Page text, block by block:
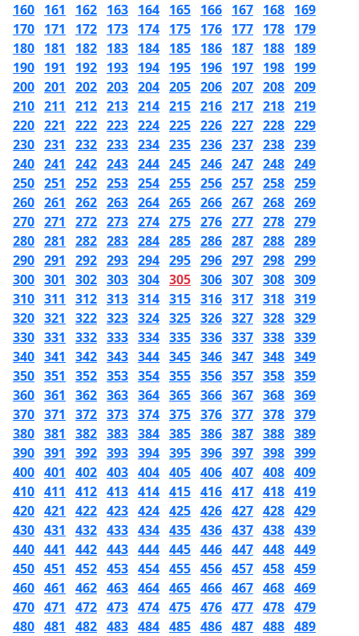
160 161 162 163 164 165 166 167 168 169
170 171 172 173 174 175 176 177 178 179
180 181 182 183 184 185 186 187 188 189
190 191 192 193 194 195 196 197 198 199
200 201 202 203 204 205 206 207 208 209
210 211 212 213 214 215 216 217 218 219
220 221 222 223 224 225 226 227 228 229
230 231 232 233 234 235 236 237 238 239
240 241 242 243 244 245 246 247 248 249
250 251 252 253 254 255 256 257 258 259
260 261 262 263 264 265 266 267 268 269
270 271 272 273 274 275 276 277 278 279
280 281 282 283 284 285 286 287 288 289
290 291 292 293 294 295 296 297 298 299
300 301 302 303 304 305 306 307 308 309
310 311 312 313 314 315 316 317 318 319
320 321 322 323 324 325 326 327 328 329
330 331 332 333 334 335 336 337 338 339
340 341 342 343 344 345 346 347 348 349
350 351 352 353 354 355 356 357 358 359
360 361 362 363 364 365 366 367 368 369
370 371 372 373 374 375 376 377 378 379
380 381 382 383 384 385 386 387 388 389
390 391 392 393 394 395 396 397 398 399
400 401 402 403 404 405 406 407 408 409
410 411 412 413 414 415 416 417 418 419
420 421 422 423 424 425 426 427 428 429
430 431 432 433 434 435 436 437 438 439
440 441 442 443 444 445 446 447 448 449
450 451 452 453 454 455 456 457 458 459
460 461 462 463 464 465 466 467 468 469
470 471 472 473 474 475 476 477 478 479
480 481 482 483 484 485 486 487 488 489